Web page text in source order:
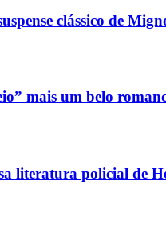
clássico de
mais um belo
literatura policial de